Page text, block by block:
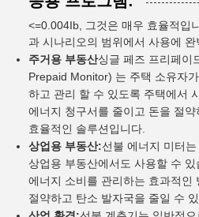
<=0.004Ib, 그것은 매우 효율적입
과 시나리오의 범위에서 사용에
주거용 부동산싱글 페즈 프리페이
Prepaid Monitor) 는 주택 소유자
하고 관리 할 수 있도록 주택에서
에너지 청구서를 줄이고 돈을 절
효율적인 솔루션입니다.
상업용 부동산:선불 에너지 미터
상업용 부동산에서도 사용할 수
에너지 소비를 관리하는 효과적인
절약하고 탄소 발자국을 줄일 수